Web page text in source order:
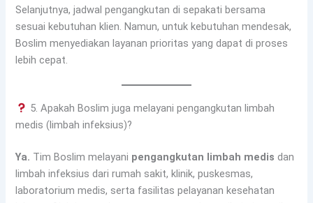
Selanjutnya, jadwal pengangkutan di sepakati bersama
sesuai kebutuhan klien. Namun, untuk kebutuhan mendesak,
Boslim menyediakan layanan prioritas yang dapat di proses
lebih cepat.
5. Apakah Boslim juga melayani pengangkutan limbah
medis (limbah infeksius)?
Ya. Tim Boslim melayani pengangkutan limbah medis dan
limbah infeksius dari rumah sakit, klinik, puskesmas,
laboratorium medis, serta fasilitas pelayanan kesehatan